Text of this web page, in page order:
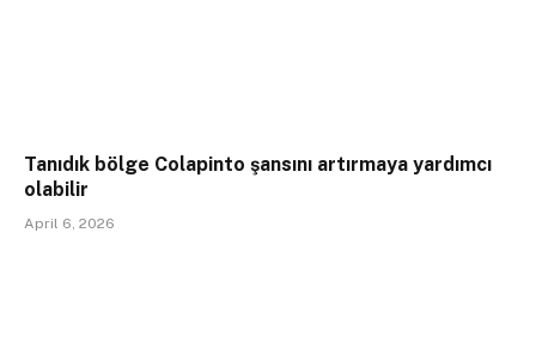
Tanıdık bölge Colapinto şansını artırmaya yardımcı
olabilir
April 6, 2026